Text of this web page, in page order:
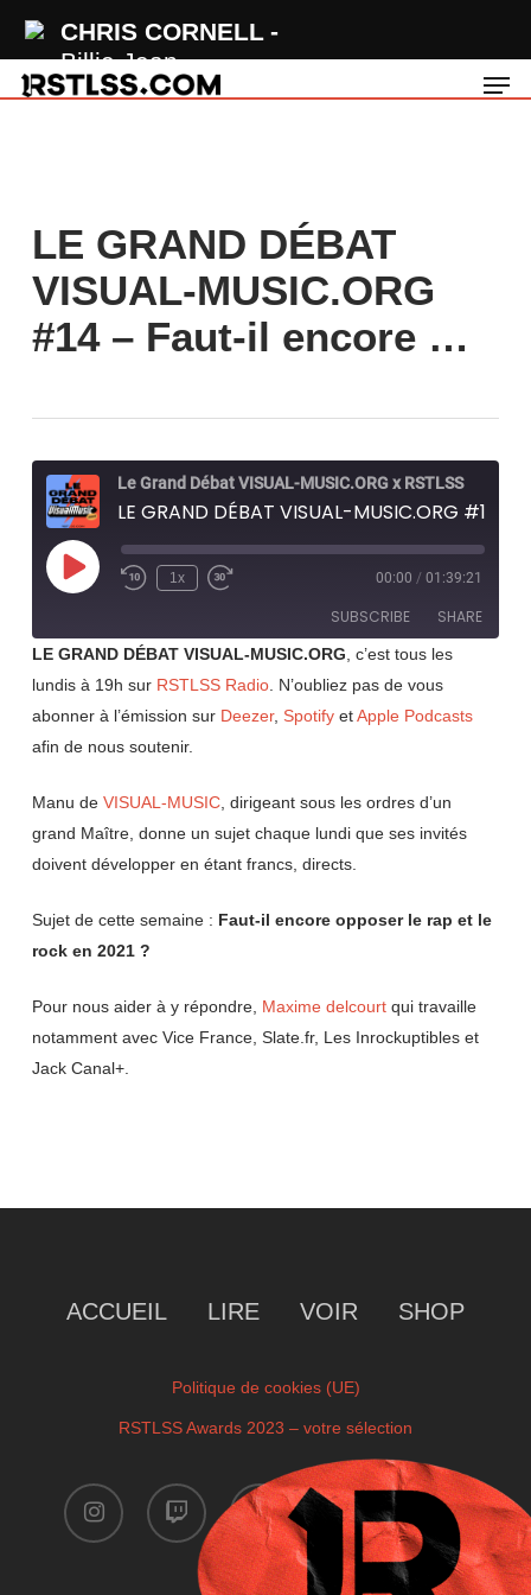
CHRIS CORNELL
Billie Jean
main
LE GRAND DÉBAT
VISUAL-MUSIC.ORG
#14 – Faut-il encore …
Le Grand Débat VISUAL-MUSIC.ORG x RSTLSS
Play
Episode Rewind
1x
Fast
seconds
00:00 / 01:39:21
SUBSCRIBE SHARE
RSS FEED
SHARE
LINK
LE GRAND DÉBAT VISUAL-MUSIC.ORG , c’est tous les
lundis à 19h sur RSTLSS Radio. N’oubliez pas de vous
abonner à l’émission sur Deezer, SpotifyetApple Podcasts
afin de nous soutenir.
Manu de VISUAL-MUSIC, dirigeant sous les ordres d’un
grand Maître, donne un sujet chaque lundi que ses invités
doivent développer en étant francs, directs.
Sujet de cette semaine : Faut-il encore opposer le rap et le
rock en 2021 ?
Pour nous aider à y répondre, Maxime delcourtqui travaille
notamment avec Vice France, Slate.fr, Les Inrockuptibles et
Jack Canal+.
ACCUEIL LIRE VOIR SHOP
Politique de cookies (UE)
RSTLSS Awards 2023 – votre sélection
instagram twitch facebook youtube
x-
twitter